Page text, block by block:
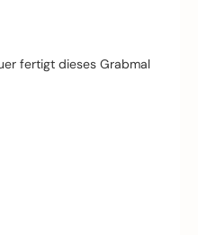
fertigt dieses Grabmal